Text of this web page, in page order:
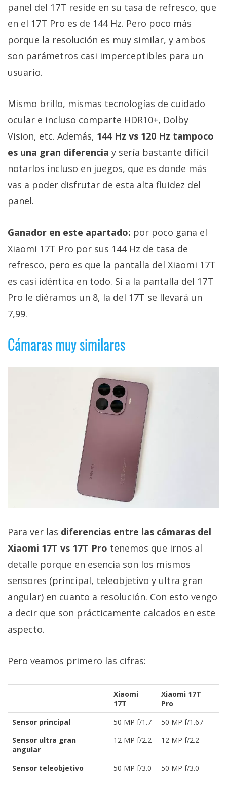
panel del 17T reside en su tasa de refresco, que
en el 17T Pro es de 144 Hz. Pero poco más
porque la resolución es muy similar, y ambos
son parámetros casi imperceptibles para un
usuario.
Mismo brillo, mismas tecnologías de cuidado
ocular e incluso comparte HDR10+, Dolby
Vision, etc. Además, 144 Hz vs 120 Hz tampoco
es una gran diferencia y sería bastante difícil
notarlos incluso en juegos, que es donde más
vas a poder disfrutar de esta alta fluidez del
panel.
Ganador en este apartado: por poco gana el
Xiaomi 17T Pro por sus 144 Hz de tasa de
refresco, pero es que la pantalla del Xiaomi 17T
es casi idéntica en todo. Si a la pantalla del 17T
Pro le diéramos un 8, la del 17T se llevará un
7,99.
Cámaras muy similares
Para ver las diferencias entre las cámaras del
Xiaomi 17T vs 17T Pro tenemos que irnos al
detalle porque en esencia son los mismos
sensores (principal, teleobjetivo y ultra gran
angular) en cuanto a resolución. Con esto vengo
a decir que son prácticamente calcados en este
aspecto.
Pero veamos primero las cifras:
Xiaomi
17T
Xiaomi 17T
Pro
Sensor principal
50 MP f/1.7
50 MP f/1.67
Sensor ultra gran
angular
12 MP f/2.2 12 MP f/2.2
Sensor teleobjetivo 50 MP f/3.0 50 MP f/3.0